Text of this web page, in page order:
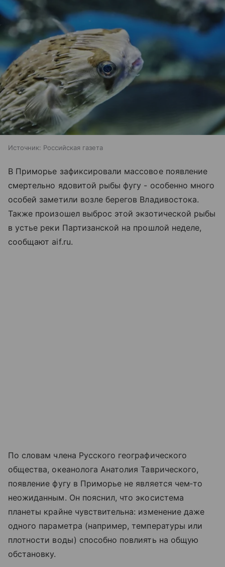
Источник: Российская газета
В Приморье зафиксировали массовое появление
смертельно ядовитой рыбы фугу - особенно много
особей заметили возле берегов Владивостока.
Также произошел выброс этой экзотической рыбы
в устье реки Партизанской на прошлой неделе,
сообщают aif.ru.
По словам члена Русского географического
общества, океанолога Анатолия Таврического,
появление фугу в Приморье не является чем‑то
неожиданным. Он пояснил, что экосистема
планеты крайне чувствительна: изменение даже
одного параметра (например, температуры или
плотности воды) способно повлиять на общую
обстановку.